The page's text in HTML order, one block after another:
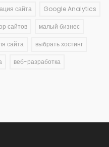
сайта Google Analytics
сайтов малый бизнес
сайта выбрать хостинг
веб-разработка